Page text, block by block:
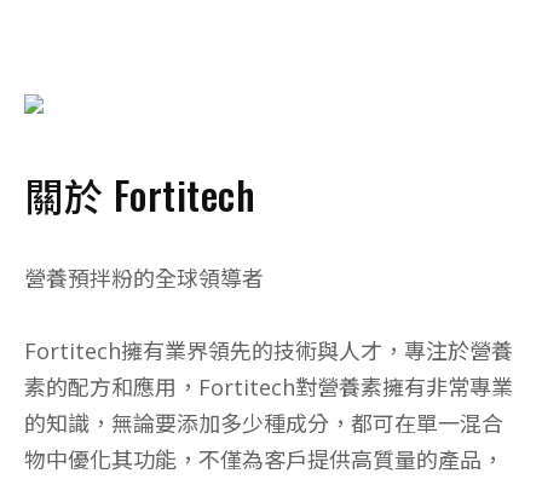
關於 Fortitech
營養預拌粉的全球領導者
Fortitech擁有業界領先的技術與人才，專注於營養
素的配方和應用，Fortitech對營養素擁有非常專業
的知識，無論要添加多少種成分，都可在單一混合
物中優化其功能，不僅為客戶提供高質量的產品，